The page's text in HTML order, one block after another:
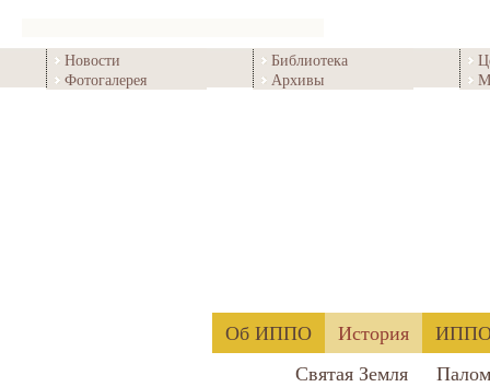
Новости
Фотогалерея
Библиотека
Архивы
Об ИППО История
ИППО
Святая Земля